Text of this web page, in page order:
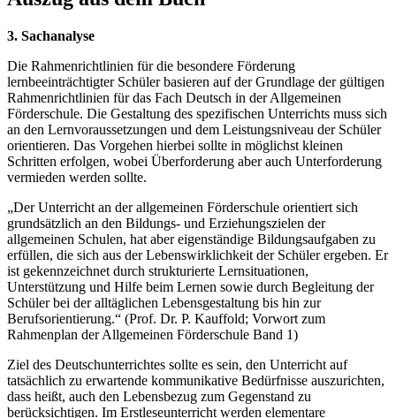
3. Sachanalyse
Die Rahmenrichtlinien für die besondere Förderung
lernbeeinträchtigter Schüler basieren auf der Grundlage der gültigen
Rahmenrichtlinien für das Fach Deutsch in der Allgemeinen
Förderschule. Die Gestaltung des spezifischen Unterrichts muss sich
an den Lernvoraussetzungen und dem Leistungsniveau der Schüler
orientieren. Das Vorgehen hierbei sollte in möglichst kleinen
Schritten erfolgen, wobei Überforderung aber auch Unterforderung
vermieden werden sollte.
„Der Unterricht an der allgemeinen Förderschule orientiert sich
grundsätzlich an den Bildungs- und Erziehungszielen der
allgemeinen Schulen, hat aber eigenständige Bildungsaufgaben zu
erfüllen, die sich aus der Lebenswirklichkeit der Schüler ergeben. Er
ist gekennzeichnet durch strukturierte Lernsituationen,
Unterstützung und Hilfe beim Lernen sowie durch Begleitung der
Schüler bei der alltäglichen Lebensgestaltung bis hin zur
Berufsorientierung.“ (Prof. Dr. P. Kauffold; Vorwort zum
Rahmenplan der Allgemeinen Förderschule Band 1)
Ziel des Deutschunterrichtes sollte es sein, den Unterricht auf
tatsächlich zu erwartende kommunikative Bedürfnisse auszurichten,
dass heißt, auch den Lebensbezug zum Gegenstand zu
berücksichtigen. Im Erstleseunterricht werden elementare